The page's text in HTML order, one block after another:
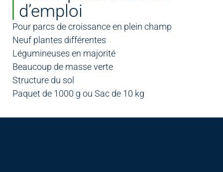
d’emploi
Pour parcs de croissance en plein champ
Neuf plantes différentes
Légumineuses en majorité
Beaucoup de masse verte
Structure du sol
Paquet de 1000 g ou Sac de 10 kg